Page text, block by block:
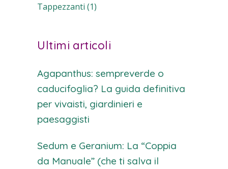
Tappezzanti (1)
Ultimi articoli
Agapanthus: sempreverde o
caducifoglia? La guida definitiva
per vivaisti, giardinieri e
paesaggisti
Sedum e Geranium: La “Coppia
da Manuale” (che ti salva il